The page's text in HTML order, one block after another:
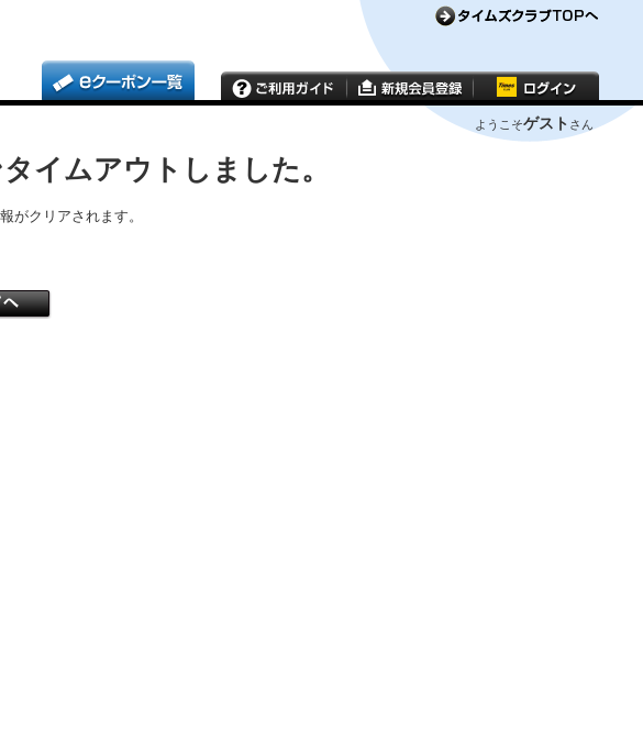
ようこそゲスト さん
イムアウトしました。
がクリアされます。